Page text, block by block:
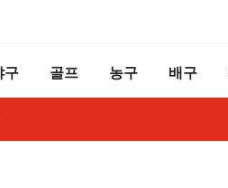
구 골프 농구 배구